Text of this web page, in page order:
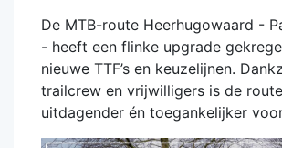
De MTB-route Heerhugowaard -
- heeft een flinke upgrade
nieuwe TTF’s en keuzelijnen.
trailcrew en vrijwilligers is de
uitdagender én toegankelijker